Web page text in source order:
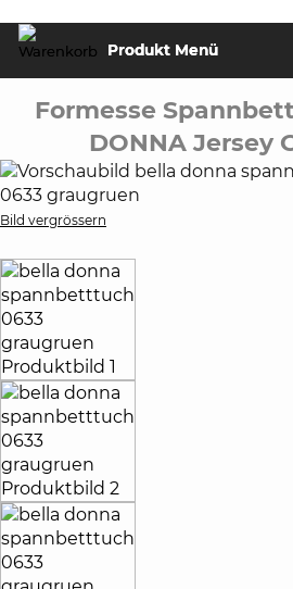
Produkt Menü
Formesse
DONNA Jersey
Bild vergrössern